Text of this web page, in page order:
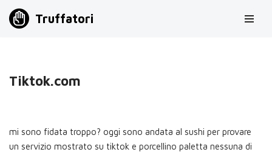
Truffatori
Tiktok.com
mi sono fidata troppo? oggi sono andata al sushi per provare
un servizio mostrato su tiktok e porcellino paletta nessuna di